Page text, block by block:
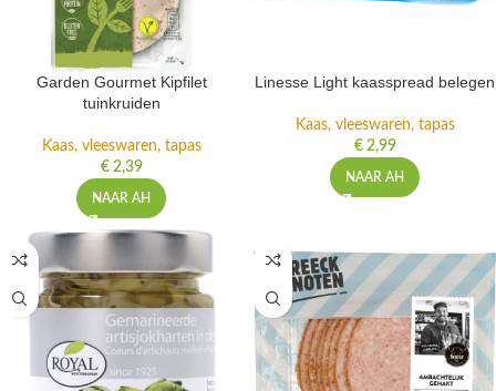
Garden Gourmet Kipfilet
tuinkruiden
Kaas, vleeswaren, tapas
€2,39
NAAR AH
Linesse Light kaasspread belegen
Kaas, vleeswaren, tapas
€2,99
NAAR AH